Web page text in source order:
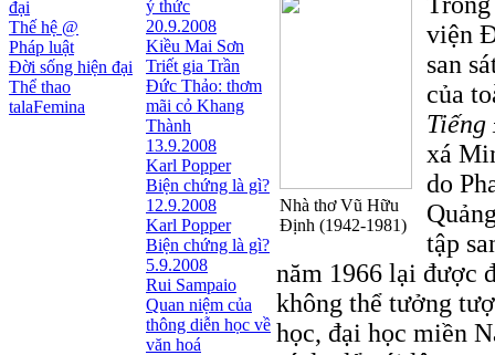
đại
Thế hệ @
Pháp luật
Đời sống hiện đại
Thể thao
talaFemina
ý thức
20.9.2008
Kiều Mai Sơn
Triết gia Trần
Ðức Thảo: thơm
mãi cỏ Khang
Thành
13.9.2008
Karl Popper
Biện chứng là gì?
12.9.2008
Karl Popper
Biện chứng là gì?
5.9.2008
Rui Sampaio
Quan niệm của
thông diễn học về
văn hoá
Nhà thơ Vũ Hữu
Định (1942-1981)
viện
san
của
xá
do
tập
năm 1966 lại được
không thể tưởng
học, đại học miền